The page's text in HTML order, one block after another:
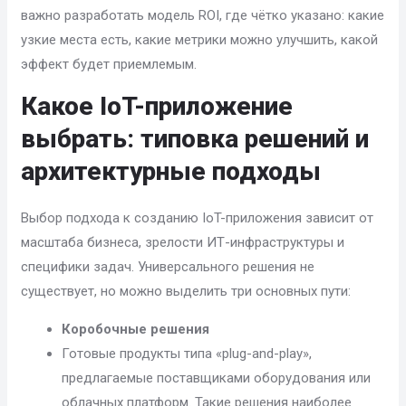
важно разработать модель ROI, где чётко указано: какие
узкие места есть, какие метрики можно улучшить, какой
эффект будет приемлемым.
Какое IoT-приложение
выбрать: типовка решений и
архитектурные подходы
Выбор подхода к созданию IoT-приложения зависит от
масштаба бизнеса, зрелости ИТ-инфраструктуры и
специфики задач. Универсального решения не
существует, но можно выделить три основных пути:
Коробочные решения
Готовые продукты типа «plug-and-play»,
предлагаемые поставщиками оборудования или
облачных платформ. Такие решения наиболее